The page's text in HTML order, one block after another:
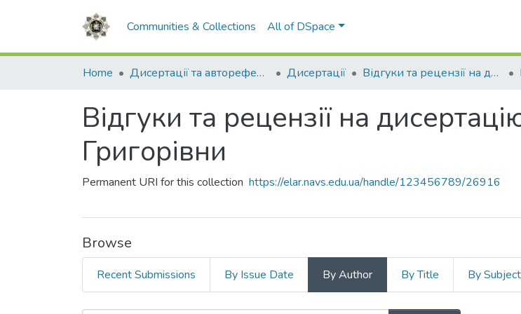
Communities & Collections All of DSpace
Home Дисертації та автореферати Дисертації Відгуки та рецензії на дисертації
Відгуки та рецензії на
Григорівни
Permanent URI for this collection https://elar.navs.edu.ua/handle/123456789/26916
Browse
Recent Submissions By Issue Date By Author By Title By Subject